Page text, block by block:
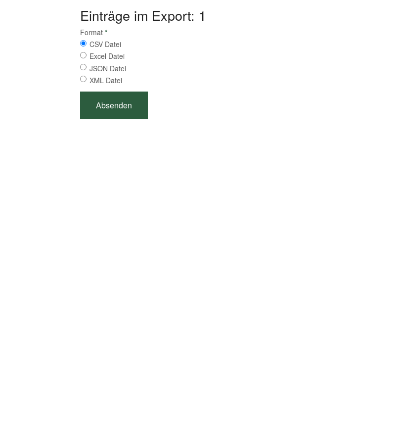
Einträge im Export: 1
Format *
CSV Datei
Excel Datei
JSON Datei
XML Datei